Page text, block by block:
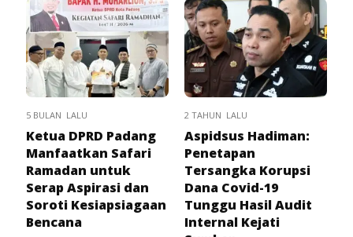
5 BULAN LALU
Ketua DPRD Padang
Manfaatkan Safari
Ramadan untuk
Serap Aspirasi dan
Soroti Kesiapsiagaan
Bencana
2 TAHUN LALU
Aspidsus Hadiman:
Penetapan
Tersangka Korupsi
Dana Covid-19
Tunggu Hasil Audit
Internal Kejati